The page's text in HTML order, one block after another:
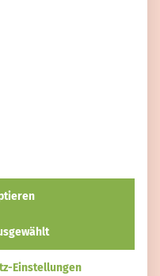
machen – als
Einstellungen